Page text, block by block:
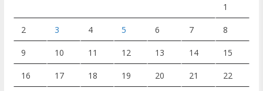
1
2 3 4 5 6 7 8
9 10 11 12 13 14 15
16 17 18 19 20 21 22